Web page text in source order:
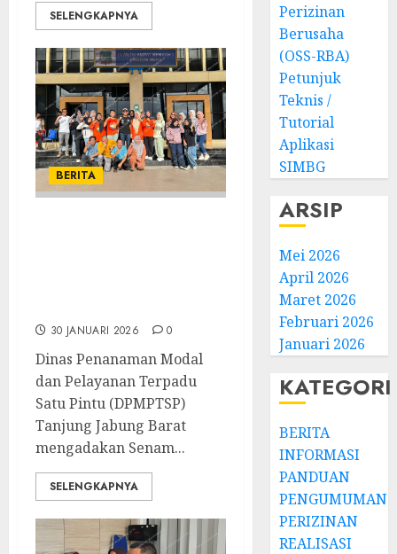
SELENGKAPNYA
BERITA
30 JANUARI 2026 0
Dinas Penanaman Modal
dan Pelayanan Terpadu
Satu Pintu (DPMPTSP)
Tanjung Jabung Barat
mengadakan Senam...
SELENGKAPNYA
Perizinan
Berusaha
(OSS-RBA)
Petunjuk
Teknis /
Tutorial
Aplikasi
SIMBG
ARSIP
Mei 2026
April 2026
Maret 2026
Februari 2026
Januari 2026
KATEGORI
BERITA
INFORMASI
PANDUAN
PENGUMUMAN
PERIZINAN
REALISASI